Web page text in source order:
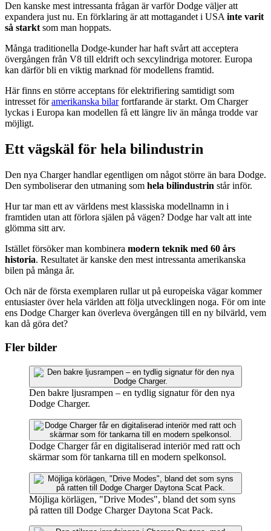
Den kanske mest intressanta frågan är varför Dodge väljer att
expandera just nu. En förklaring är att mottagandet i USA inte varit
så starkt som man hoppats.
Många traditionella Dodge-kunder har haft svårt att acceptera
övergången från V8 till eldrift och sexcylindriga motorer. Europa
kan därför bli en viktig marknad för modellens framtid.
Här finns en större acceptans för elektrifiering samtidigt som
intresset föramerikanska bilarfortfarande är starkt. Om Charger
lyckas i Europa kan modellen få ett längre liv än många trodde var
möjligt.
Ett vägskäl för hela bilindustrin
Den nya Charger handlar egentligen om något större än bara Dodge.
Den symboliserar den utmaning som hela bilindustrin står inför.
Hur tar man ett av världens mest klassiska modellnamn in i
framtiden utan att förlora själen på vägen? Dodge har valt att inte
glömma sitt arv.
Istället försöker man kombinera modern teknik med 60 års
historia. Resultatet är kanske den mest intressanta amerikanska
bilen på många år.
Och när de första exemplaren rullar ut på europeiska vägar kommer
entusiaster över hela världen att följa utvecklingen noga. För om inte
ens Dodge Charger kan överleva övergången till en ny bilvärld, vem
kan då göra det?
Fler bilder
Den bakre ljusrampen – en tydlig signatur för den nya
Dodge Charger.
Dodge Charger får en digitaliserad interiör med ratt och
skärmar som för tankarna till en modern spelkonsol.
Möjliga körlägen, "Drive Modes", bland det som syns
på ratten till Dodge Charger Daytona Scat Pack.